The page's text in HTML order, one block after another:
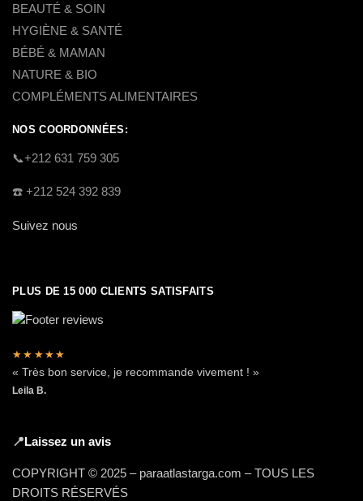
BEAUTÉ & SOIN
HYGIÈNE & SANTÉ
BÉBÉ & MAMAN
NATURE & BIO
COMPLÉMENTS ALIMENTAIRES
NOS COORDONNÉES:
​📞+212 631 759 305
☎️​ +212 524 392 839
Suivez nous
PLUS DE 15 000 CLIENTS SATISFAITS
★★★★★
« Très bon service, je recommande vivement ! »
Leila B.
📍Laissez un avis
COPYRIGHT © 2025 – paraatlastarga.com – TOUS LES
DROITS RÉSERVÉS